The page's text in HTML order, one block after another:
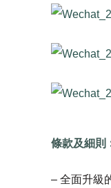
條款及細則
– 全面升級